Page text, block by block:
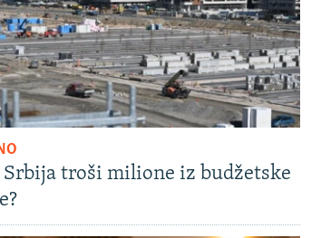
Srbija troši milione iz budžetske